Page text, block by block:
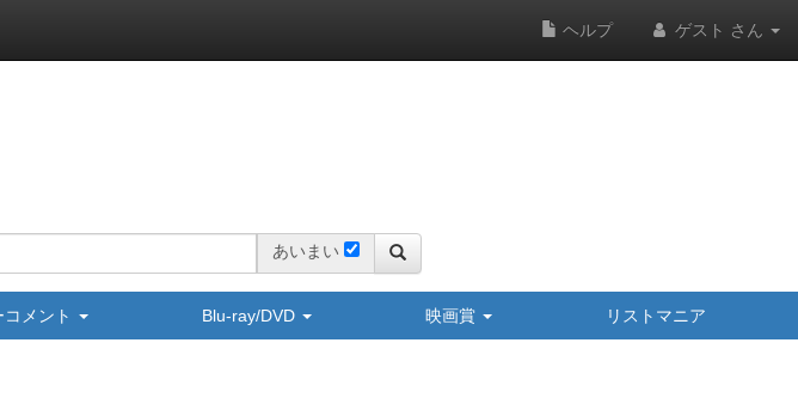
ヘルプ ゲスト さん
あいまい
メント Blu-ray/DVD 映画賞 リストマニア